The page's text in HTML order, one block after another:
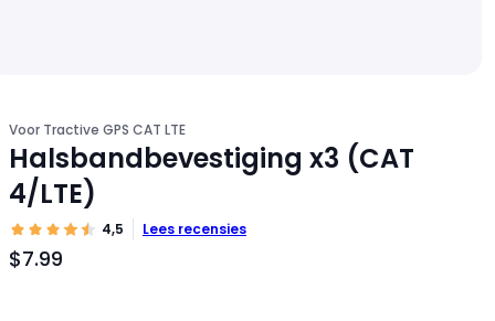
Voor Tractive GPS CAT LTE
Halsbandbevestiging x3 (CAT
4/LTE)
4,5 Lees recensies
$7.99
Productprijs